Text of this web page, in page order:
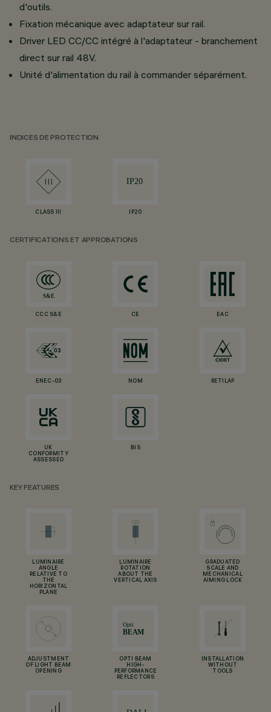
d'outils.
Fixation mécanique avec adaptateur sur rail.
Driver LED CC/CC intégré à l'adaptateur - branchement
direct sur rail 48V.
Unité d'alimentation du rail à commander séparément.
INDICES DE PROTECTION
CLASS III IP20
CERTIFICATIONS ET APPROBATIONS
CCC S&E CE EAC
ENEC-03 NOM RETILAP
UK
CONFORMITY
ASSESSED
BIS
KEY FEATURES
LUMINAIRE
ANGLE
RELATIVE TO
THE
HORIZONTAL
PLANE
LUMINAIRE
ROTATION
ABOUT THE
VERTICAL AXIS
GRADUATED
SCALE AND
MECHANICAL
AIMING LOCK
ADJUSTMENT
OF LIGHT BEAM
OPENING
OPTI BEAM
HIGH-
PERFORMANCE
REFLECTORS
INSTALLATION
WITHOUT
TOOLS